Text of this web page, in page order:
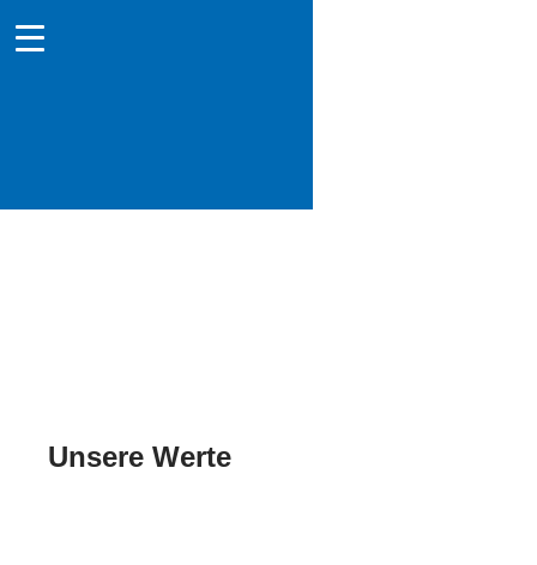
Unsere Werte